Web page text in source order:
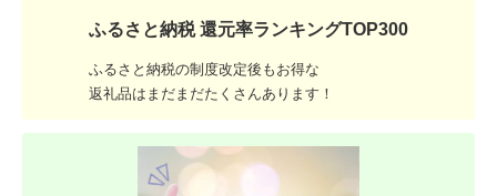
ふるさと納税 還元率ランキングTOP300
ふるさと納税の制度改定後もお得な
返礼品はまだまだたくさんあります！